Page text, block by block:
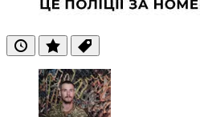
ОстанніПопулярні
Теги